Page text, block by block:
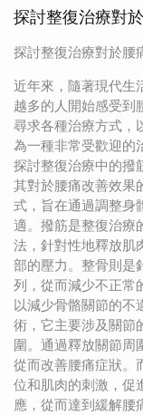
探討整復治療對
探討整復治療對於腰
近年來，隨著現代生
越多的人開始感受到
尋求各種治療方式，
為一種非常受歡迎的
探討整復治療中的撥
其對於腰痛改善效果
式，旨在通過調整身
適。撥筋是整復治療
法，針對性地釋放肌
部的壓力。整骨則是
列，從而減少不正常
以減少骨骼關節的不
術，它主要涉及關節
圍。通過釋放關節周
從而改善腰痛症狀。
位和肌肉的刺激，促
應，從而達到緩解腰